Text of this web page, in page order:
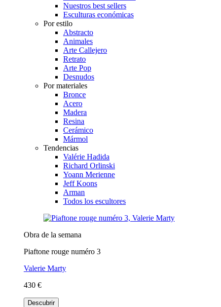
Nuestros best sellers
Esculturas económicas
Por estilo
Abstracto
Animales
Arte Callejero
Retrato
Arte Pop
Desnudos
Por materiales
Bronce
Acero
Madera
Resina
Cerámico
Mármol
Tendencias
Valérie Hadida
Richard Orlinski
Yoann Merienne
Jeff Koons
Arman
Todos los escultores
Obra de la semana
Piaftone rouge numéro 3
Valerie Marty
430 €
Descubrir